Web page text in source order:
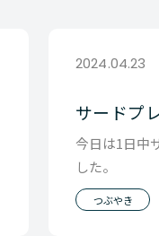
2024.04.23
サードプ
今日は1日中
した。
つぶやき